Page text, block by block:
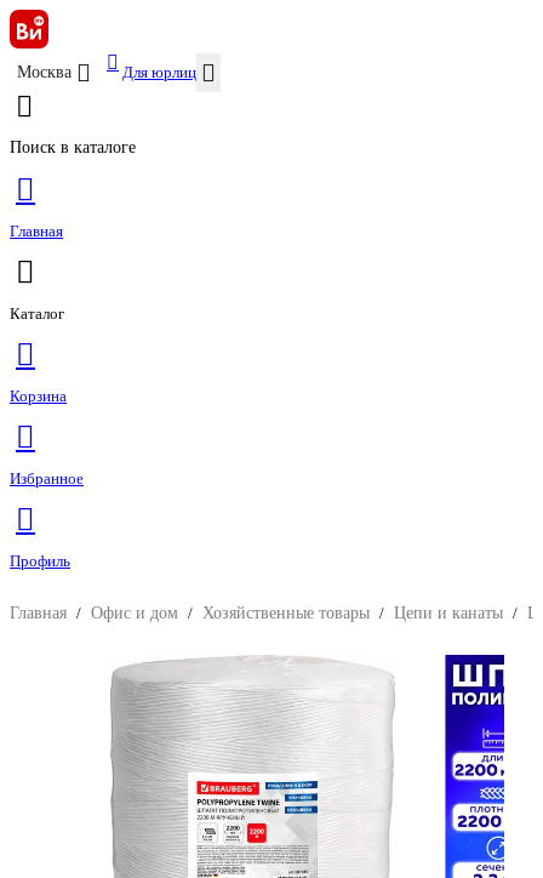
Москва Для юрлиц
Поиск в каталоге
Главная
Каталог
Корзина
Избранное
Профиль
Главная / Офис и дом / Хозяйственные товары / Цепи и канаты /